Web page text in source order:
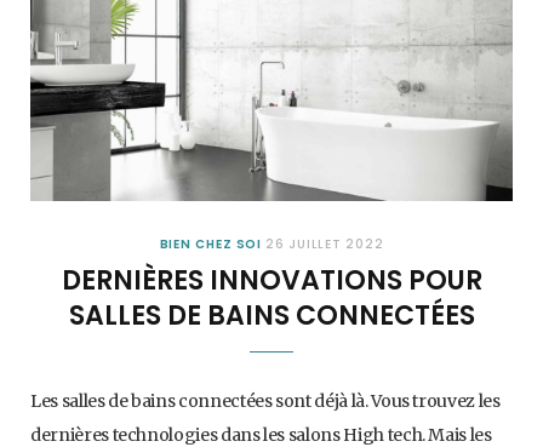
BIEN CHEZ SOI 26 JUILLET 2022
DERNIÈRES INNOVATIONS POUR
SALLES DE BAINS CONNECTÉES
Les salles de bains connectées sont déjà là. Vous trouvez les
dernières technologies dans les salons High tech. Mais les